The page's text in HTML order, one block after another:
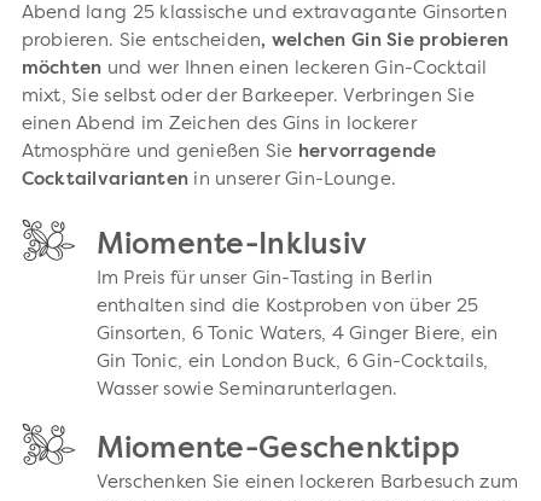
Abend lang 25 klassische und extravagante Ginsorten
probieren. Sie entscheiden, welchen Gin Sie probieren
möchten und wer Ihnen einen leckeren Gin-Cocktail
mixt, Sie selbst oder der Barkeeper. Verbringen Sie
einen Abend im Zeichen des Gins in lockerer
Atmosphäre und genießen Sie hervorragende
Cocktailvarianten in unserer Gin-Lounge.
Miomente-Inklusiv
Im Preis für unser Gin-Tasting in Berlin
enthalten sind die Kostproben von über 25
Ginsorten, 6 Tonic Waters, 4 Ginger Biere, ein
Gin Tonic, ein London Buck, 6 Gin-Cocktails,
Wasser sowie Seminarunterlagen.
Miomente-Geschenktipp
Verschenken Sie einen lockeren Barbesuch zum